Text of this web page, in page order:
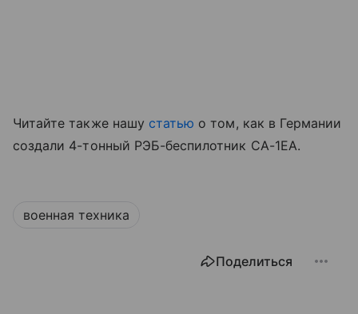
Читайте также нашу статью о том, как в Германии
создали 4-тонный РЭБ-беспилотник CA-1EA.
военная техника
Поделиться